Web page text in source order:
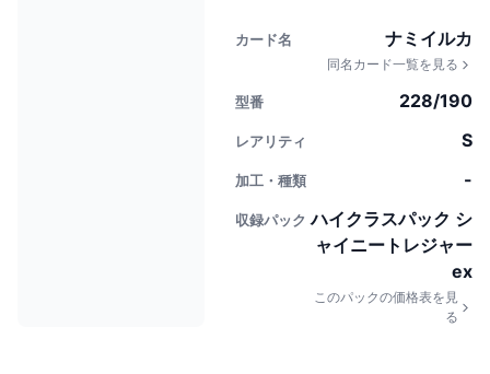
カード名 ナミイルカ
同名カード一覧を見る
型番 228/190
レアリティ S
加工・種類 -
収録パック ハイクラスパック シ
ャイニートレジャー
ex
このパックの価格表を見
る